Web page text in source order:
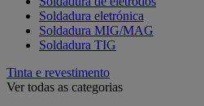
Soldadura eletrónica
Soldadura MIG/MAG
Soldadura TIG
Tinta e revestimento
Ver todas as categorias